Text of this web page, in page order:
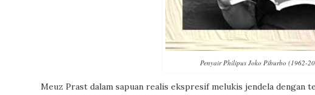
Penyair Philipus Joko Piburbo (1962-
Meuz Prast dalam sapuan realis ekspresif melukis jendela dengan